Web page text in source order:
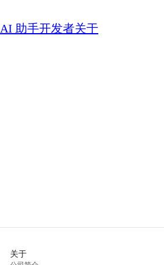
AI 助手开发者关于
关于